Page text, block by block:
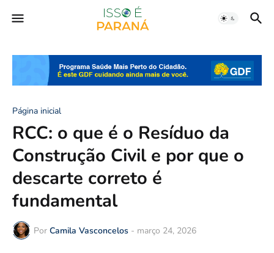
Página inicial
RCC: o que é o Resíduo da
Construção Civil e por que o
descarte correto é
fundamental
Por Camila Vasconcelos - março 24, 2026